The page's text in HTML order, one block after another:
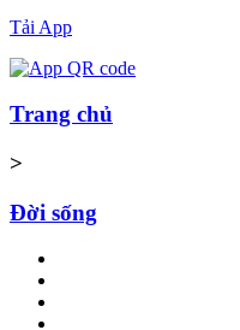
Tải App
Trang chủ
>
Đời sống